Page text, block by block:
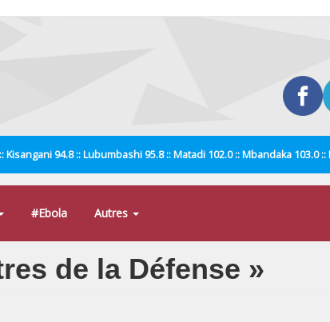
Kisangani 94.8 :: Lubumbashi 95.8 :: Matadi 102.0 :: Mbandaka 103.0
#Ebola Autres
de la Défense »